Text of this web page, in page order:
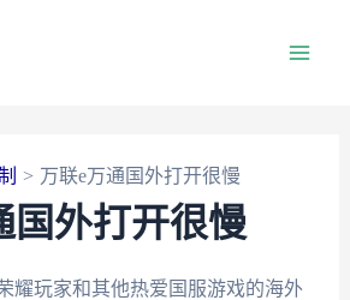
万联e万通国外打开很慢
国外打开很慢
耀玩家和其他热爱国服游戏的海外